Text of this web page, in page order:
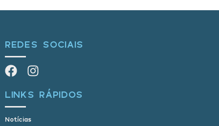
REDES SOCIAIS
LINKS RÁPIDOS
Notícias